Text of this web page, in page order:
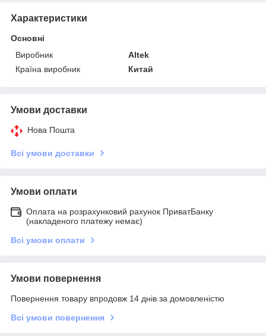
Характеристики
Основні
Виробник
Altek
Країна виробник
Китай
Умови доставки
Нова Пошта
Всі умови доставки
Умови оплати
Оплата на розрахунковий рахунок ПриватБанку
(накладеного платежу немає)
Всі умови оплати
Умови повернення
Повернення товару впродовж 14 днів за домовленістю
Всі умови повернення